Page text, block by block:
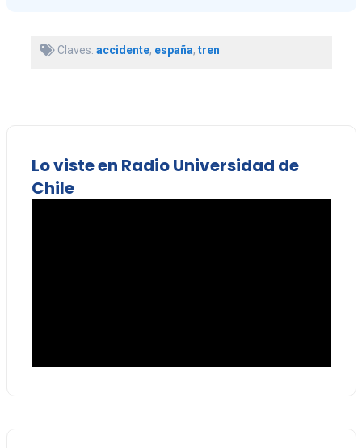
Claves: accidente, españa, tren
Lo viste en Radio Universidad de
Chile